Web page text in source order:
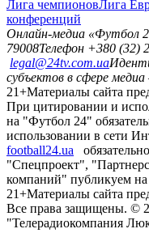
Лига чемпионовЛига
конференций
Онлайн-медиа «Футбол
79008Телефон +380 (32)
legal@24tv.com.ua
субъектов в сфере
21+Материалы сайта
При цитировании и
на "Футбол 24"
использовании в сети
football24.ua
"Спецпроект",
компаний" публикуем
21+Материалы сайта
Все права защищены. ©
"Телерадиокомпания